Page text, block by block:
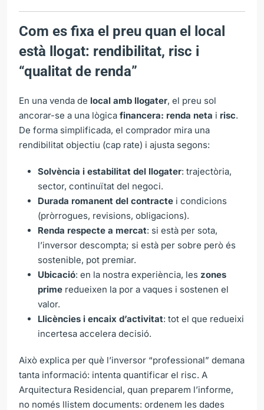
Com es fixa el preu quan el local
està llogat: rendibilitat, risc i
“qualitat de renda”
En una venda de local amb llogater, el preu sol
ancorar-se a una lògica financera: renda neta i risc.
De forma simplificada, el comprador mira una
rendibilitat objectiu (cap rate) i ajusta segons:
Solvència i estabilitat del llogater: trajectòria,
sector, continuïtat del negoci.
Durada romanent del contracte i condicions
(pròrrogues, revisions, obligacions).
Renda respecte a mercat: si està per sota,
l’inversor descompta; si està per sobre però és
sostenible, pot premiar.
Ubicació: en la nostra experiència, les zones
prime redueixen la por a vaques i sostenen el
valor.
Llicències i encaix d’activitat: tot el que redueixi
incertesa accelera decisió.
Això explica per què l’inversor “professional” demana
tanta informació: intenta quantificar el risc. A
Arquitectura Residencial, quan preparem l’informe,
no només llistem documents: ordenem les dades